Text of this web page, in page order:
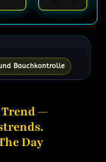
Bauchkontrolle
—
Day